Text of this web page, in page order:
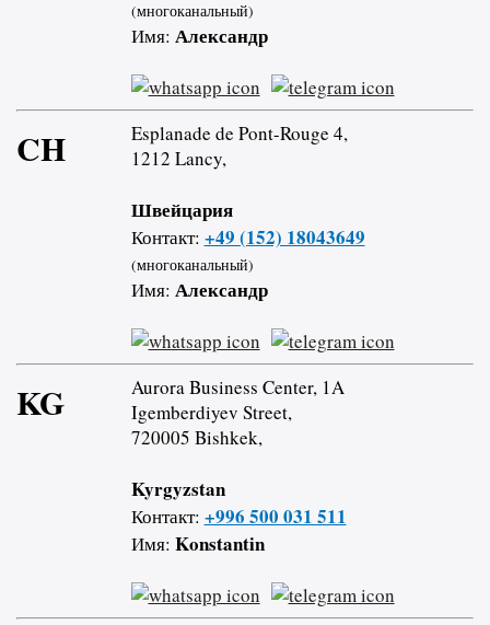
(многоканальный)
Имя: Александр
CH
Esplanade de Pont-Rouge 4,
1212 Lancy,
Швейцария
Контакт: +49 (152) 18043649
(многоканальный)
Имя: Александр
KG
Aurora Business Center, 1A
Igemberdiyev Street,
720005 Bishkek,
Kyrgyzstan
Контакт: +996 500 031 511
Имя: Konstantin